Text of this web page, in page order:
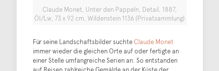
Claude Monet, Unter den Pappeln, Detail, 1887,
Öl/Lw, 73 x 92 cm, Wildenstein 1136 (Privatsammlung)
Für seine Landschaftsbilder suchteClaude Monet
immer wieder die gleichen Orte auf oder fertigte an
einer Stelle umfangreiche Serien an. So entstanden